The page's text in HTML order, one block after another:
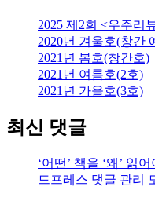
2025 제2회 <우주리
2020년 겨울호(창간
2021년 봄호(창간호)
2021년 여름호(2호)
2021년 가을호(3호)
최신 댓글
‘어떤’ 책을 ‘왜’ 읽
드프레스 댓글 관리